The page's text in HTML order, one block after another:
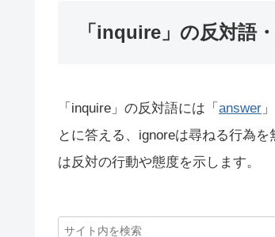
「inquire」の反対語
「inquire」の反対語には「 answer
とに答える、ignoreは尋ねる行為
は反対の行動や態度を示します。